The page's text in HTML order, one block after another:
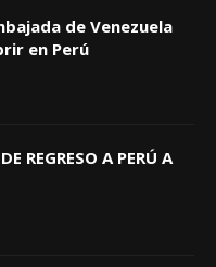
de Venezuela
en Perú
REGRESO A PERÚ A